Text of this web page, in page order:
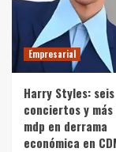
Empresarial
Harry Styles: seis
conciertos y más
mdp en derrama
económica en